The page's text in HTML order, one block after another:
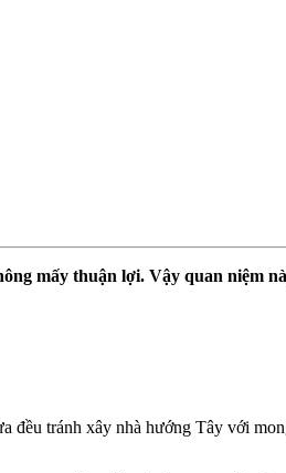
mấy thuận lợi. Vậy quan niệm
đều tránh xây nhà hướng Tây với